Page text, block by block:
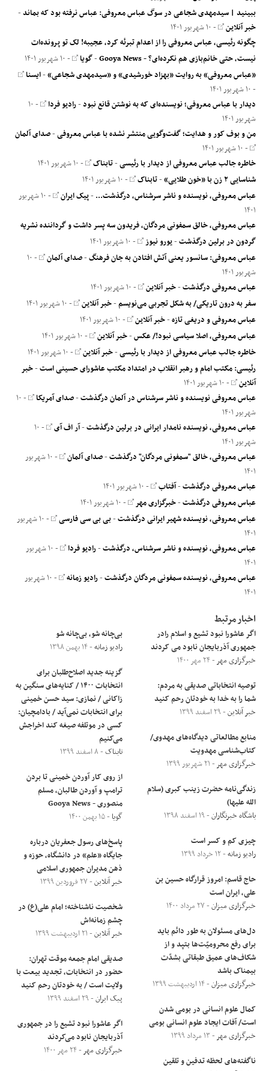
ببینید | سیدمهدی شجاعی در سوگ عباس معروفی: عباس نرفته بود که بماند-
خبر آنلاین - ۱۰ شهریور ۱۴۰۱
چگونه رئیسی، عباس معروفی را از اعدام تبرئه کرد، عجیبه! لک تو پرونده‌ات
نیست، حتی خانم‌بازی هم نکرده‌ای؟ - Gooya News
-گویا - ۱۰ شهریور ۱۴۰۱
«عباس معروفی» به روایت «بهزاد خورشیدی» و «سیدمهدی شجاعی»-ایسنا
- ۱۰ شهریور ۱۴۰۱
دیدار با عباس معروفی؛ نویسنده‌ای که به نوشتن قانع نبود-رادیو فردا
- ۱۰
شهریور ۱۴۰۱
من و بوف کور و هدایت؛ گفت‌وگویی منتشر نشده با عباس معروفی-صدای آلمان
- ۱۰ شهریور ۱۴۰۱
خاطره جالب عباس معروفی از دیدار با رئیسی-تابناک - ۱۰ شهریور ۱۴۰۱
شناسایی ۲ زن با «خون طلایی»
-تابناک - ۱۰ شهریور ۱۴۰۱
عباس معروفی، نویسنده و ناشر سرشناس، درگذشت...-پیک ایران
- ۱۰ شهریور
۱۴۰۱
عباس معروفی، خالق سمفونی مردگان، فریدون سه پسر داشت و گرداننده نشریه
گردون در برلین درگذشت-یورو نیوز - ۱۰ شهریور ۱۴۰۱
عباس معروفی: سانسور یعنی آتش افتادن به جان فرهنگ-صدای آلمان
- ۱۰
شهریور ۱۴۰۱
عباس معروفی درگذشت-خبر آنلاین - ۱۰ شهریور ۱۴۰۱
سفر به درون تاریکی/ به شکل تجربی می‌نویسم-خبر آنلاین - ۱۰ شهریور ۱۴۰۱
عباس معروفی و دریغی تازه-خبر آنلاین - ۱۰ شهریور ۱۴۰۱
عباس معروفی، اصلا سیاسی نبود!/ عکس-خبر آنلاین - ۱۰ شهریور ۱۴۰۱
خاطره جالب عباس معروفی از دیدار با رئیسی-خبر آنلاین - ۱۰ شهریور ۱۴۰۱
رئیسی: مکتب امام و رهبر انقلاب در امتداد مکتب عاشورای حسینی است-خبر
آنلاین - ۱۰ شهریور ۱۴۰۱
عباس معروفی نویسنده و ناشر سرشناس در آلمان درگذشت-صدای آمریکا
- ۱۰
شهریور ۱۴۰۱
عباس معروفی، نویسنده نامدار ایرانی در برلین درگذشت-آر اف آی
- ۱۰
شهریور ۱۴۰۱
عباس معروفی، خالق "سمفونی مردگان" درگذشت-صدای آلمان
- ۱۰ شهریور
۱۴۰۱
عباس معروفی درگذشت-آفتاب - ۱۰ شهریور ۱۴۰۱
عباس معروفی درگذشت-خبرگزاری مهر - ۱۰ شهریور ۱۴۰۱
عباس معروفی، نویسنده شهیر ایرانی درگذشت-بی بی سی فارسی
- ۱۰ شهریور
۱۴۰۱
عباس معروفی، نویسنده و ناشر سرشناس، درگذشت-رادیو فردا
- ۱۰ شهریور
۱۴۰۱
عباس معروفی، نویسنده سمفونی مردگان درگذشت-رادیو زمانه
- ۱۰ شهریور
۱۴۰۱
اخبار مرتبط
اگر عاشورا نبود تشیع و اسلام رادر
جمهوری آذربایجان نابود می کردند
خبرگزاری مهر- ۲۴ مهر ۱۴۰۰
توصیه انتخاباتی صدیقی به مردم:
شما را به خدا به خودتان رحم کنید
خبر آنلاین- ۲۹ اسفند ۱۳۹۹
منابع مطالعاتی دیدگاه‌های مهدوی/
کتاب‌شناسی مهدویت
خبرگزاری مهر- ۲۱ شهریور ۱۳۹۹
زندگی‌نامه حضرت زینب کبری (سلام
الله علیها)
باشگاه خبرنگاران- ۱۹ اسفند ۱۳۹۸
چیزی کم و کسر است
رادیو زمانه- ۱۲ خرداد ۱۳۹۹
حاج قاسم: امروز قرارگاه حسین بن
علی، ایران است
خبرگزاری میزان- ۲۷ مرداد ۱۴۰۰
دل‌های مسئولان به طور دائم باید
برای رفع محرومیّت‌ها بتپد و از
شکاف‌های عمیق طبقاتی بشدّت
بیمناک باشد
خبرگزاری میزان- ۱۴ اردیبهشت ۱۳۹۹
کمال علوم انسانی در بومی شدن
است/ آفات ایجاد علوم انسانی بومی
خبرگزاری مهر- ۱۳ مرداد ۱۳۹۹
ناگفته‌های لحظه تدفین و تلقین
بی‌چانه شو، بی‌چانه شو
رادیو زمانه- ۱۴ بهمن ۱۳۹۸
گزینه جدید اصلاح‌طلبان برای
انتخابات ۱۴۰۰ / کنایه‌های سنگین به
زاکانی / نمازی: سید حسن خمینی
برای انتخابات نمی‌آید / بادامچیان:
کسی در موتلفه صیغه کند اخراجش
می‌کنیم
تابناک- ۸ اسفند ۱۳۹۹
از روی کار آوردن خمینی تا بردن
ترامپ و آوردن طالبان، مسلم
منصوری - Gooya News
گویا - ۱۵ بهمن ۱۴۰۰
پاسخ‌های رسول جعفریان درباره
جایگاه «علم» در دانشگاه، حوزه و
ذهن مدیران جمهوری اسلامی
خبر آنلاین- ۲۷ فروردین ۱۳۹۹
شخصیت ناشناخته؛ امام علی(ع) در
چشم زمانه‌اش
خبر آنلاین- ۲۱ اردیبهشت ۱۳۹۹
صدیقی امام جمعه موقت تهران:
حضور در انتخابات، تجدید بیعت با
ولایت است / به خودتان رحم کنید
پیک ایران- ۲۹ اسفند ۱۳۹۹
اگر عاشورا نبود تشیع را در جمهوری
آذربایجان نابود می‌کردند
خبرگزاری مهر- ۲۴ مهر ۱۴۰۰